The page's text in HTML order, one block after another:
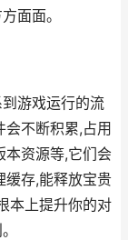
面面。
游戏运行的流
不断积累,占用
本资源等,它们会
缓存,能释放宝贵
本上提升你的对